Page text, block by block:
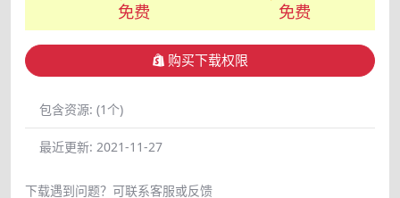
免费 免费
购买下载权限
包含资源: (1个)
最近更新: 2021-11-27
下载遇到问题？可联系客服或反馈